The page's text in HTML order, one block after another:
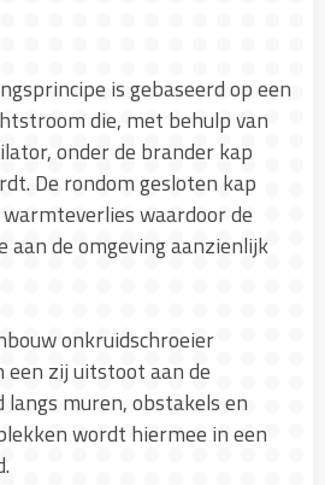
is gebaseerd op een
die, met behulp van
onder de brander kap
De rondom gesloten kap
waardoor de
aan de omgeving aanzienlijk
onkruidschroeier
een zij uitstoot aan de
muren, obstakels en
wordt hiermee in een